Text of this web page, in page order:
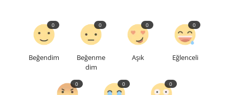
Beğendim
0
Beğenme
dim
0
Aşık
0
Eğlenceli
0
0 0 0